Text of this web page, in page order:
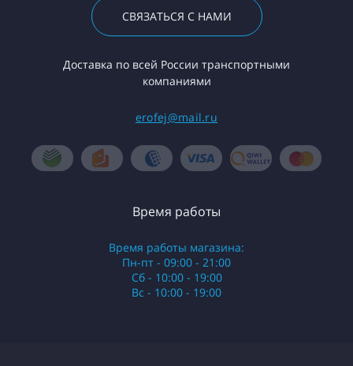
СВЯЗАТЬСЯ С НАМИ
Доставка по всей России транспортными
компаниями
erofej@mail.ru
Время работы
Время работы магазина:
Пн-пт - 09:00 - 21:00
Сб - 10:00 - 19:00
Вс - 10:00 - 19:00